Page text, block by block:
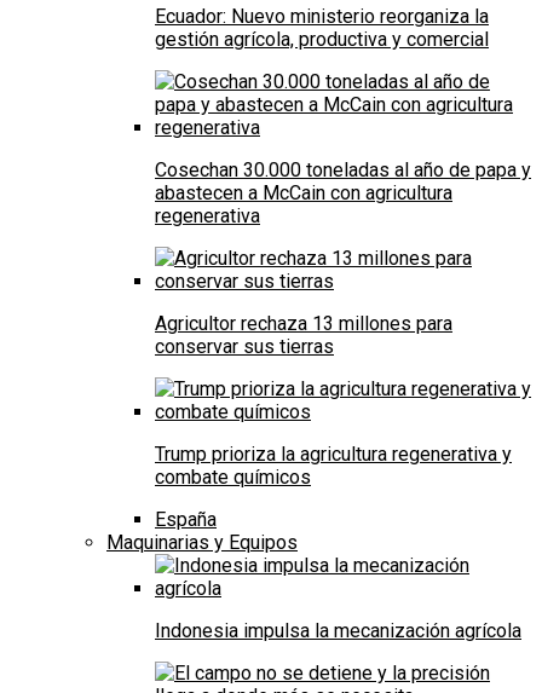
Ecuador: Nuevo ministerio reorganiza la
gestión agrícola, productiva y comercial
Cosechan 30.000 toneladas al año de papa y
abastecen a McCain con agricultura
regenerativa
Agricultor rechaza 13 millones para
conservar sus tierras
Trump prioriza la agricultura regenerativa y
combate químicos
España
Maquinarias y Equipos
Indonesia impulsa la mecanización agrícola